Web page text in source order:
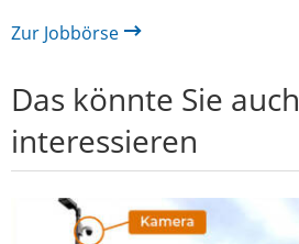
Zur Jobbörse
Das könnte Sie auch
interessieren